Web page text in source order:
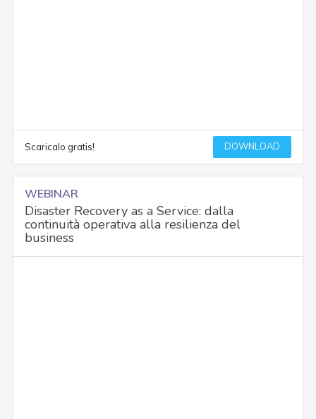
Scaricalo gratis! DOWNLOAD
WEBINAR
Disaster Recovery as a Service: dalla
continuità operativa alla resilienza del
business